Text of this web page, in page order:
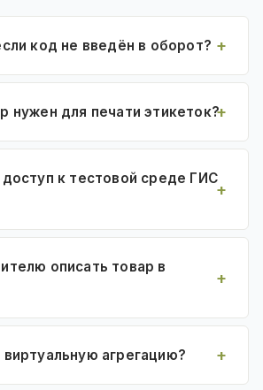
код не введён в оборот?
нужен для печати этикеток?
доступ к тестовой среде ГИС
описать товар в
агрегацию?